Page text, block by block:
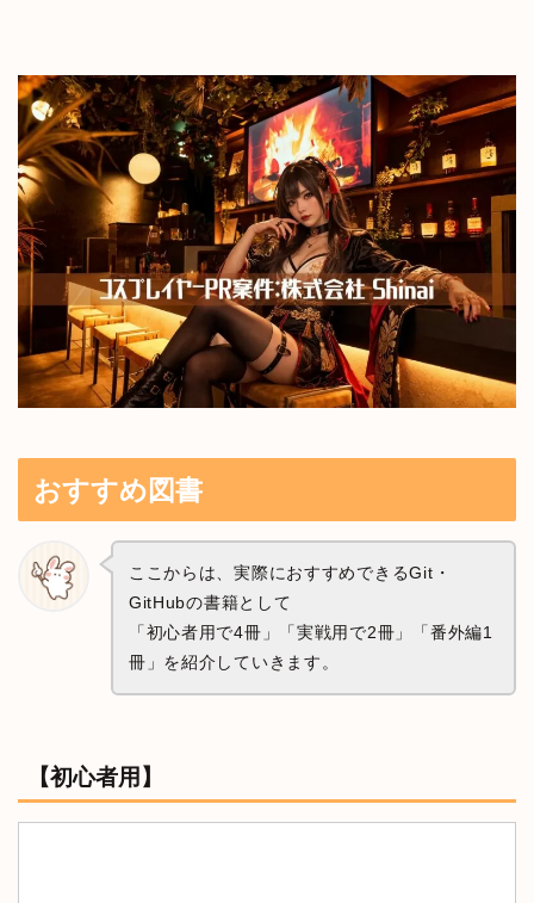
おすすめ図書
ここからは、実際におすすめできるGit・
GitHubの書籍として
「初心者用で4冊」「実戦用で2冊」「番外編1
冊」を紹介していきます。
【初心者用】